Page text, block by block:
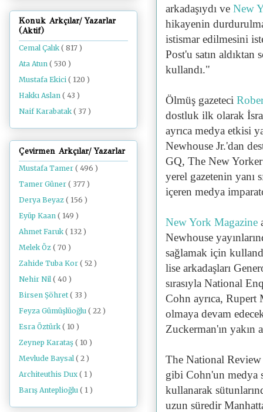
arkadaşıydı ve New
hikayenin
istismar edilmesini
Post'u satın aldıktan
kullandı."
Ölmüş gazeteci
dostluk ilk olarak
ayrıca medya etkisi
Newhouse Jr.'dan
GQ, The New
yerel gazetenin yanı
içeren medya
New York Magazine
Newhouse
sağlamak için
lise arkadaşları
sırasıyla National
Cohn ayrıca,
olmaya devam
Zuckerman'ın yakın
The National
gibi Cohn'un medya
kullanarak
uzun süredir
Konuk Arkçılar/ Yazarlar
(Aktif)
Cemal Çalık( 817 )
Ata Atun ( 530 )
Mustafa Ekici ( 120 )
Hakkı Aslan ( 43 )
Naif Karabatak( 37 )
Çevirmen Arkçılar/ Yazarlar
Mustafa Tamer ( 496 )
Tamer Güner ( 377 )
Derya Beyaz ( 156 )
Eyüp Kaan ( 149 )
Ahmet Faruk ( 132 )
Melek Öz ( 70 )
Zahide Tuba Kor ( 52 )
Nehir Nil ( 40 )
Birsen Şöhret ( 33 )
Feyza Gümüşlüoğlu ( 22 )
Esra Öztürk ( 10 )
Zeynep Karataş ( 10 )
Mevlude Baysal ( 2 )
Architeuthis Dux ( 1 )
Barış Anteplioğlu ( 1 )